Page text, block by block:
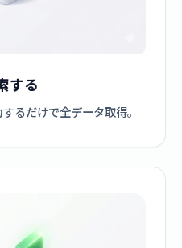
する
るだけで全データ取得。